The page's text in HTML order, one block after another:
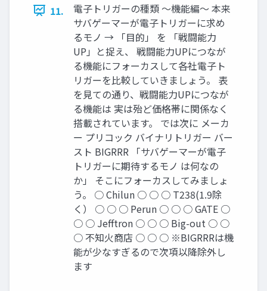
11.
電子トリガーの種類 ～機能編～ 本来
サバゲーマーが電子トリガーに求め
るモノ → 「目的」 を 「戦闘能力
UP」と捉え、 戦闘能力UPにつなが
る機能にフォーカスして各社電子ト
リガーを比較していきましょう。 表
を見ての通り、戦闘能力UPにつなが
る機能は 実は殆ど価格帯に関係なく
搭載されています。 では次に メーカ
ー プリコック バイナリトリガー バー
スト BIGRRR 「サバゲーマーが電子
トリガーに期待するモノ は何なの
か」 そこにフォーカスしてみましょ
う。 ○ Chilun ○ ○ ○ T238(1.9除
く） ○ ○ ○ Perun ○ ○ ○ GATE ○
○ ○ Jefftron ○ ○ ○ Big-out ○ ○
○ 不知火商店 ○ ○ ○ ※BIGRRRは機
能が少なすぎるので次項以降除外し
ます